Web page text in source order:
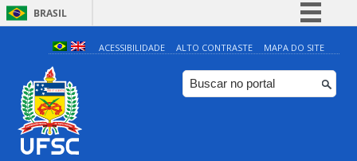
BRASIL
Simplifique!
Comunica BR
Participe
ACESSIBILIDADE ALTO CONTRASTE MAPA DO SITE